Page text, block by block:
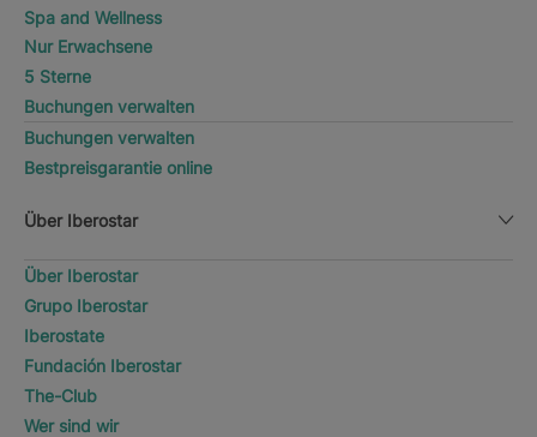
Spa and Wellness
Nur Erwachsene
5 Sterne
Buchungen verwalten
Buchungen verwalten
Bestpreisgarantie online
Über Iberostar
Über Iberostar
Grupo Iberostar
Iberostate
Fundación Iberostar
The-Club
Wer sind wir